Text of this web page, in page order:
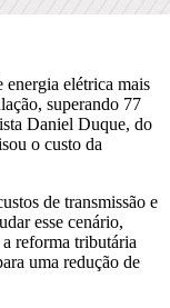
energia elétrica mais
superando 77
Daniel Duque, do
o custo da
de transmissão e
esse cenário,
reforma tributária
uma redução de